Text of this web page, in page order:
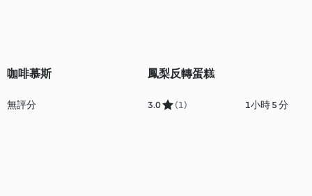
咖啡慕斯
無評分
鳳梨反轉蛋糕
3.0 (1) 1小時 5 分